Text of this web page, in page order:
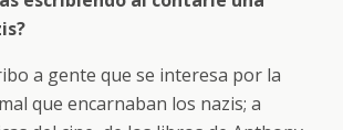
a gente que se interesa por la
que encarnaban los nazis; a